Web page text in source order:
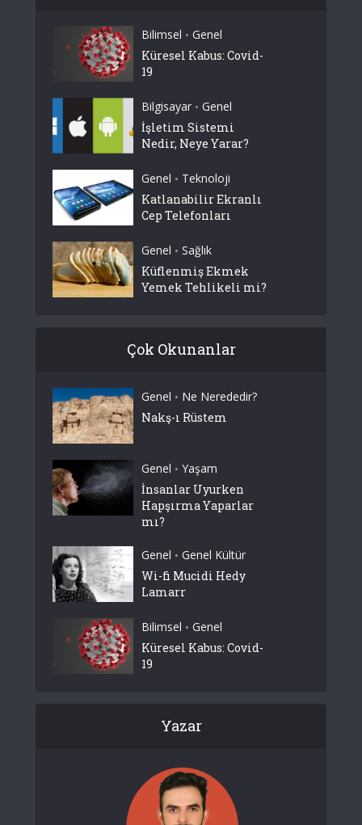
Bilimsel • Genel
Küresel Kabus: Covid-
19
Bilgisayar • Genel
İşletim Sistemi
Nedir, Neye Yarar?
Genel • Teknoloji
Katlanabilir Ekranlı
Cep Telefonları
Genel • Sağlık
Küflenmiş Ekmek
Yemek Tehlikeli mi?
Çok Okunanlar
Genel • Ne Nerededir?
Nakş-ı Rüstem
Genel • Yaşam
İnsanlar Uyurken
Hapşırma Yaparlar
mı?
Genel • Genel Kültür
Wi-fi Mucidi Hedy
Lamarr
Bilimsel • Genel
Küresel Kabus: Covid-
19
Yazar